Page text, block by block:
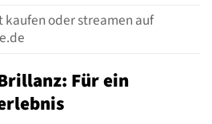
kaufen oder streamen auf
Für ein